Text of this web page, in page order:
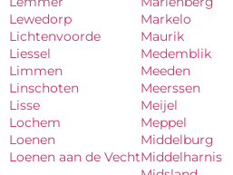
Lewedorp
Lichtenvoorde
Liessel
Limmen
Linschoten
Lisse
Lochem
Loenen
Loenen aan de Vecht
Markelo
Maurik
Medemblik
Meeden
Meerssen
Meijel
Meppel
Middelburg
Middelharnis